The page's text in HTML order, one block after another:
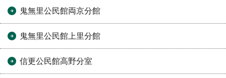
鬼無里公民館両京分館
鬼無里公民館上里分館
信更公民館高野分室